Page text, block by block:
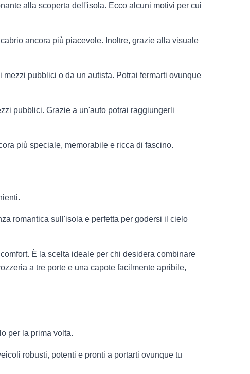
alla scoperta dell'isola. Ecco alcuni motivi per cui
ancora più piacevole. Inoltre, grazie alla visuale
pubblici o da un autista. Potrai fermarti ovunque
pubblici. Grazie a un'auto potrai raggiungerli
più speciale, memorabile e ricca di fascino.
romantica sull'isola e perfetta per godersi il cielo
È la scelta ideale per chi desidera combinare
a tre porte e una capote facilmente apribile,
per la prima volta.
robusti, potenti e pronti a portarti ovunque tu